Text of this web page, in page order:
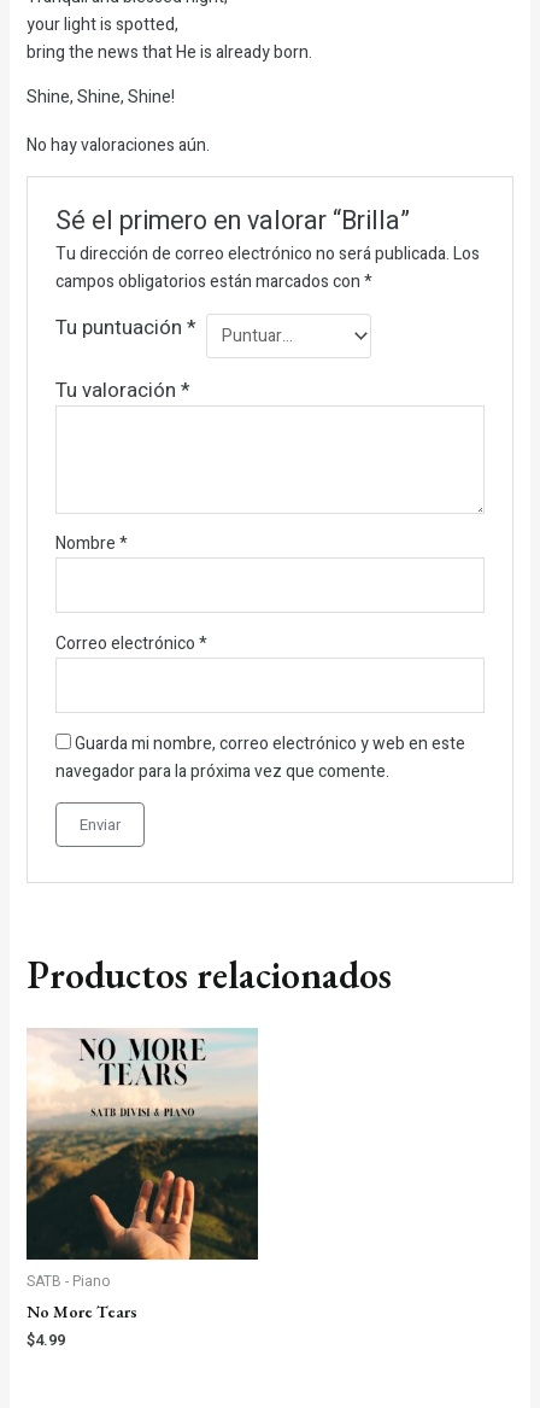
your light is spotted,
bring the news that He is already born.
Shine, Shine, Shine!
No hay valoraciones aún.
Sé el primero en valorar “Brilla”
Tu dirección de correo electrónico no será publicada.Los
campos obligatorios están marcados con*
Tu puntuación *
Tu valoración *
Nombre*
Correo electrónico*
Guarda mi nombre, correo electrónico y web en este
navegador para la próxima vez que comente.
Productos relacionados
SATB - Piano
No More Tears
$4.99